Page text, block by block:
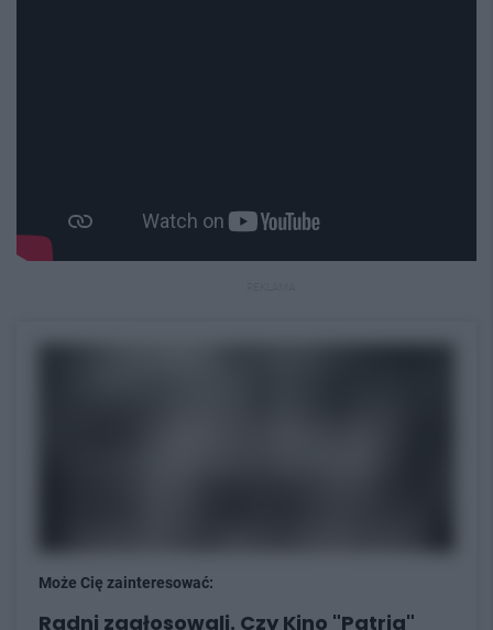
Może Cię zainteresować:
Radni zagłosowali. Czy Kino "Patria"